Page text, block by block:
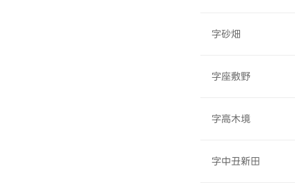
字砂畑
字座敷野
字高木境
字中丑新田